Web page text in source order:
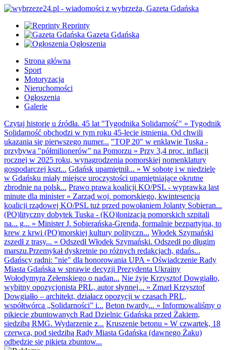
Reprinty
Gazeta Gdańska
Ogłoszenia
Strona główna
Sport
Motoryzacja
Nieruchomości
Ogłoszenia
Galerie
Czytaj historię u źródła. 45 lat "Tygodnika Solidarność" » Tygodnik
Solidarność obchodzi w tym roku 45-lecie istnienia. Od chwili
ukazania się pierwszego numer... "TOP 20" w enklawie Tuska -
przybywa "półmilionerów" na Pomorzu » Przy 3,4 proc. inflacji
rocznej w 2025 roku, wynagrodzenia pomorskiej nomenklatury
gospodarczej kszt... Gdańsk upamiętnił... » W sobotę i w niedzielę
w Gdańsku miały miejsce uroczystości upamiętniające okrutne
zbrodnie na polsk... Prawo prawa koalicji KO/PSL - wyprawka last
minute dla minister» Zarząd woj. pomorskiego, kwintesencja
koalicji rządowej KO/PSL tuż przed powołaniem Jolanty Sobieran...
(PO)lityczny dobytek Tuska - (KO)lonizacja pomorskich szpitali
na... g... » Minister J. Sobierańska-Grenda, formalnie bezpartyjna, to
krew z krwi (PO)morskiej kultury polityczn... Włodek Szymański
zszedł z trasy... » Odszedł Włodek Szymański. Odszedł po długim
marszu.Przemykał dyskretnie po różnych redakcjach, gdańs...
Gdańscy radni: "nie" dla honorowania UPA » Oświadczenie Rady
Miasta Gdańska w sprawie decyzji Prezydenta Ukrainy
Wołodymyra Zełenskiego o nadan... Nie żyje Krzysztof Dowgiałło,
wybitny opozycjonista PRL, autor słynnej... » Zmarł Krzysztof
Dowgiałło – architekt, działacz opozycji w czasach PRL,
współtwórca „Solidarności” i... Beton twardy... » Informowaliśmy o
pikiecie zbuntowanych Rad Dzielnic Gdańska przed Żakiem,
siedzibą RMG. Wydarzenie z... Kruszenie betonu » W czwartek, 18
czerwca, pod siedzibą Rady Miasta Gdańska (dawnego Żaku)
odbędzie się pikieta zbuntow...